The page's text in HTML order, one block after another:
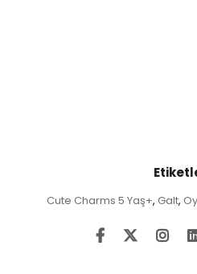
Cute Charms 5 Yaş+, Galt,